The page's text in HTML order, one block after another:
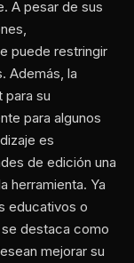
A pesar de sus
puede restringir
Además, la
para su
para algunos
es
de edición una
herramienta. Ya
educativos o
destaca como
mejorar su